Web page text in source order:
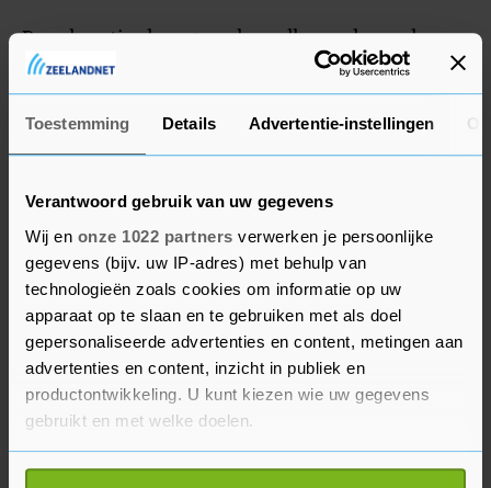
Toestemming Details Advertentie-instellingen
Verantwoord gebruik van uw gegevens
Wij en onze 1022 partners verwerken je persoonlijke
gegevens (bijv. uw IP-adres) met behulp van
technologieën zoals cookies om informatie op uw
apparaat op te slaan en te gebruiken met als doel
gepersonaliseerde advertenties en content, metingen aan
advertenties en content, inzicht in publiek en
productontwikkeling. U kunt kiezen wie uw gegevens
gebruikt en met welke doelen.
Als u het toestaat, willen we ook graag:
De cabaretier kreeg na de veelbesproken column
duizenden doodsbedreigingen. Hij stelde eerder
dat de politie hem heel goed heeft geholpen in
die periode.